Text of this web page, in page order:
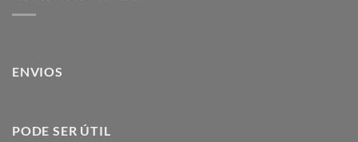
ENVIOS
PODE SER ÚTIL